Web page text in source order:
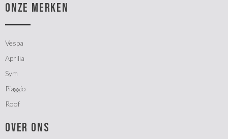
ONZE MERKEN
Vespa
Aprilia
Sym
Piaggio
Roof
OVER ONS